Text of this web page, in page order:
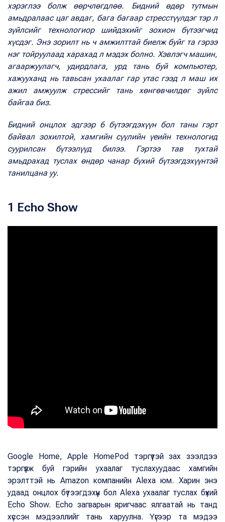
хэрэглээ болж өөрчлөгдлөө. Бидний өдөр тутмын
амьдралаас цаг авдаг, бага багаар стресстүүлдэг тэр л
зүйлсийг технологиор шийдэхийг зохион бүтээгчид
хүсдэг. Энэ зорилт нь ч амжилттай биелж буйг та гэрээ
нэг тойруулаад харахад л мэдэх болно. Хэвлэгч машин,
агааржуулагч, удирдлага, урд тань буй компьютер,
хажууханд нь тавьсан ухаалаг гар утас гээд л маш их
ажил амжуулж стрессийг тань хөнгөвчилдөг зүйлс
байгаа биз.
Бидний онцлох эдгээр 6 бүтээгдэхүүн бол таны гэрт
байвал зохилтой, хамгийн сүүлийн үеийн технологид
суурилсан бүтээлүүд билээ. Гэртээ тав тухтай
амьдрахад туслах өндөр чанар бүхий бүтээгдэхүүнтэй
танилцана уу.
1 Echo Show
Google Home, Apple HomePod тэргүүтэй зах зээлдээ
тэргүүлж буй гэрийн ухаалаг туслахуудаас хамгийн
эрэлттэй нь Amazon компанийн Alexa юм. Харин энэ
удаад онцлох бүтээгдэхүүн бол Alexa ухаалаг туслах бүхий
Echo Show. Echo загварын яригчаас ялгаатай нь танд
хүссэн мэдээллийг тань харуулна. Үүгээр та мэдээ